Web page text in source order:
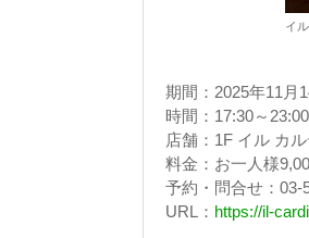
イ
期間：2025年11月
時間：17:30～
店舗：1F イル カ
料金：お一人様
予約・問合せ：
URL： https://il-